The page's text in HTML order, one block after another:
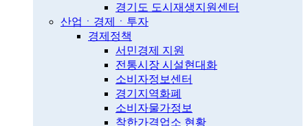
경기도 도시재생지원센터
산업ㆍ경제ㆍ투자
경제정책
서민경제 지원
전통시장 시설현대화
소비자정보센터
경기지역화폐
소비자물가정보
착한가격업소 현황